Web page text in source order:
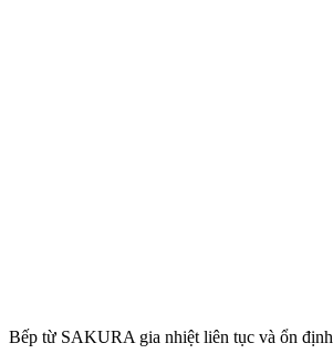
Bếp từ SAKURA gia nhiệt liên tục và ổn định